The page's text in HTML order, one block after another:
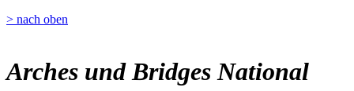
> nach oben
Arches und Bridges National